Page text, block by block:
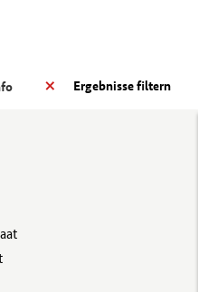
Ergebnisse filtern